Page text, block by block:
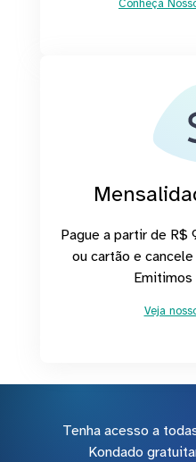
Conheça
Pague a partir de
ou cartão e
Veja
Tenha acesso a
Kondado